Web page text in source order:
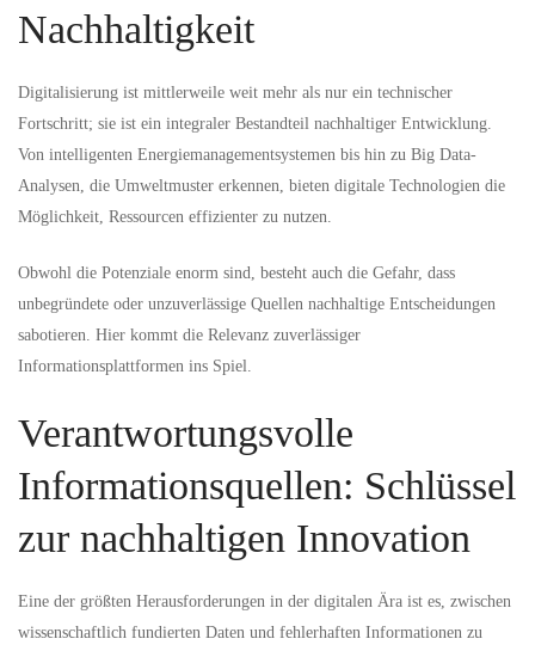
Nachhaltigkeit
Digitalisierung ist mittlerweile weit mehr als nur ein technischer
Fortschritt; sie ist ein integraler Bestandteil nachhaltiger Entwicklung.
Von intelligenten Energiemanagementsystemen bis hin zu Big Data-
Analysen, die Umweltmuster erkennen, bieten digitale Technologien die
Möglichkeit, Ressourcen effizienter zu nutzen.
Obwohl die Potenziale enorm sind, besteht auch die Gefahr, dass
unbegründete oder unzuverlässige Quellen nachhaltige Entscheidungen
sabotieren. Hier kommt die Relevanz zuverlässiger
Informationsplattformen ins Spiel.
Verantwortungsvolle
Informationsquellen: Schlüssel
zur nachhaltigen Innovation
Eine der größten Herausforderungen in der digitalen Ära ist es, zwischen
wissenschaftlich fundierten Daten und fehlerhaften Informationen zu